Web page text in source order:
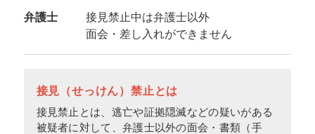
弁護士
接見禁止中は弁護士以外
面会・差し入れができません
接見（せっけん）禁止とは
接見禁止とは、逃亡や証拠隠滅などの疑いがある
被疑者に対して、弁護士以外の面会・書類（手